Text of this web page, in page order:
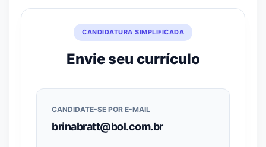
CANDIDATURA SIMPLIFICADA
Envie seu currículo
CANDIDATE-SE POR E-MAIL
brinabratt@bol.com.br